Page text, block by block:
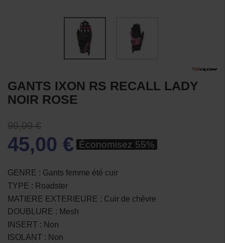
GANTS IXON RS RECALL LADY
NOIR ROSE
99,99 €
45,00 € Économisez 55%
GENRE : Gants femme été cuir
TYPE : Roadster
MATIERE EXTERIEURE : Cuir de chèvre
DOUBLURE : Mesh
INSERT : Non
ISOLANT : Non